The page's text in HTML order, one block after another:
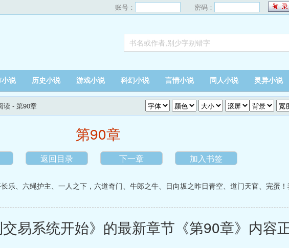
账号： 密码：
小说 历史小说 游戏小说 科幻小说 言情小说 同人小说 灵异小说
读 - 第90章
第90章
返回目录 下一章 加入书签
乐、 六绳护主、 一人之下，六道奇门、 牛郎之牛、 日向坂之昨日青空、 道门天官、 完蛋
易系统开始》的最新章节《第90章》内容